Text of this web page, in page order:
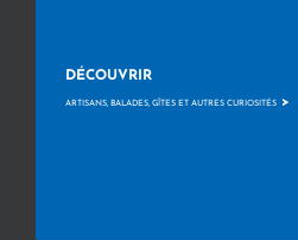
DÉCOUVRIR
ARTISANS, BALADES, GÎTES ET AUTRES CURIOSITÉS >